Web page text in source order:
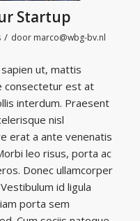
Startup
/ door marco@wbg-bv.nl
ut, mattis
consectetur est at
interdum. Praesent
nisl
erat a ante venenatis
leo risus, porta ac
Donec ullamcorper
id ligula
porta sem